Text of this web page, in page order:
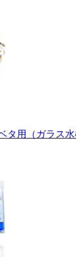
ベタ用（ガラ